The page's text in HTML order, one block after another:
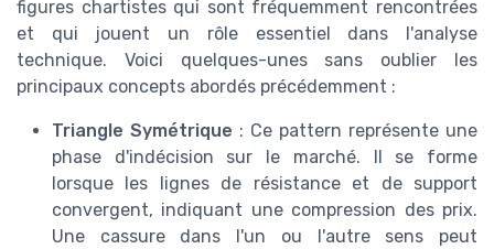
figures chartistes qui sont fréquemment rencontrées
et qui jouent un rôle essentiel dans l'analyse
technique. Voici quelques-unes sans oublier les
principaux concepts abordés précédemment :
Triangle Symétrique : Ce pattern représente une
phase d'indécision sur le marché. Il se forme
lorsque les lignes de résistance et de support
convergent, indiquant une compression des prix.
Une cassure dans l'un ou l'autre sens peut